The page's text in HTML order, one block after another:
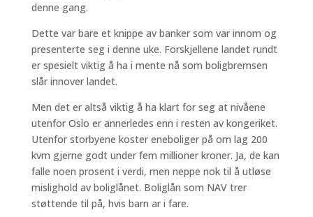
denne gang.
Dette var bare et knippe av banker som var innom og
presenterte seg i denne uke. Forskjellene landet rundt
er spesielt viktig å ha i mente nå som boligbremsen
slår innover landet.
Men det er altså viktig å ha klart for seg at nivåene
utenfor Oslo er annerledes enn i resten av kongeriket.
Utenfor storbyene koster eneboliger på om lag 200
kvm gjerne godt under fem millioner kroner. Ja, de kan
falle noen prosent i verdi, men neppe nok til å utløse
mislighold av boliglånet. Boliglån som NAV trer
støttende til på, hvis barn ar i fare.